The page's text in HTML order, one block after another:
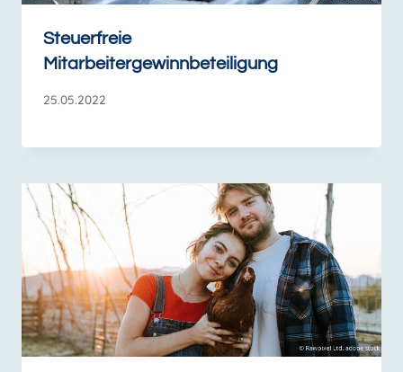
Steuerfreie
Mitarbeitergewinnbeteiligung
25.05.2022